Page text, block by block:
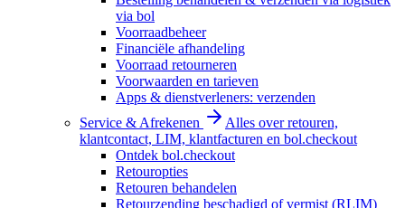
via bol
Voorraadbeheer
Financiële afhandeling
Voorraad retourneren
Voorwaarden en tarieven
Apps & dienstverleners: verzenden
Service & Afrekenen
Alles over retouren,
klantcontact, LIM, klantfacturen en bol.checkout
Ontdek bol.checkout
Retouropties
Retouren behandelen
Retourzending beschadigd of vermist (RLIM)